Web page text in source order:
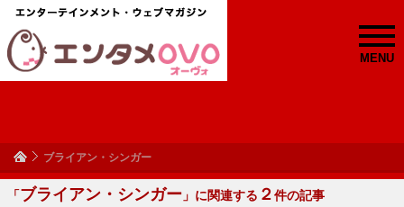
MENU
ブライアン・シンガー
「ブライアン・シンガー 」に関連する ２件の記事